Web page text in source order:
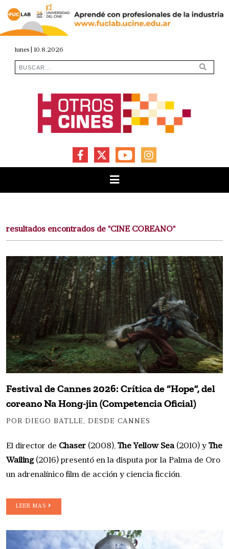
lunes | 10.8.2026
FACEBOOKYOUTUBEINSTAGRAM
resultados encontrados de "CINE COREANO"
Festival de Cannes 2026: Crítica de “Hope”, del
coreano Na Hong-jin (Competencia Oficial)
POR DIEGO BATLLE, DESDE CANNES
El director de Chaser (2008), The Yellow Sea(2010) yThe
Wailing(2016) presentó en la disputa por la Palma de Oro
un adrenalínico film de acción y ciencia ficción.
LEER MAS